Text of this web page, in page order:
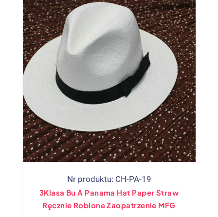
Nr produktu: CH-PA-19
3Klasa Bu A Panama Hat Paper Straw
Ręcznie Robione Zaopatrzenie MFG